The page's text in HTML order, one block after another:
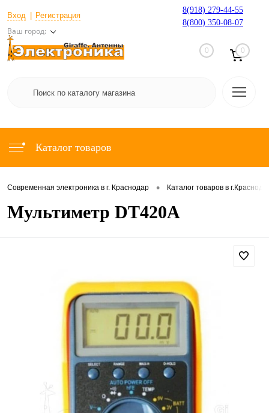
Вход Регистрация
Ваш город:
8(918) 279-44-55
8(800) 350-08-07
0 0
Каталог товаров
Современная электроника в г. Краснодар • Каталог товаров в
Мультиметр DT420A